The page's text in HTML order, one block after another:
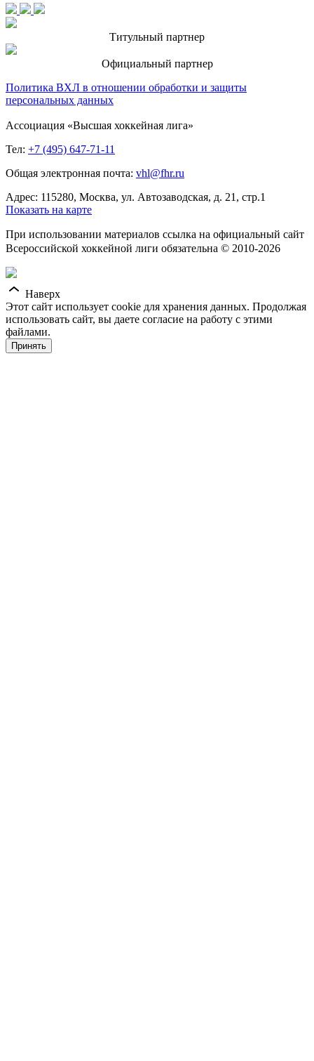
Титульный партнер
Официальный партнер
Политика ВХЛ в отношении обработки и защиты
персональных данных
Ассоциация «Высшая хоккейная лига»
Тел: +7 (495) 647-71-11
Общая электронная почта: vhl@fhr.ru
Адрес: 115280, Москва, ул. Автозаводская, д. 21, стр.1
Показать на карте
При использовании материалов ссылка на официальный сайт
Всероссийской хоккейной лиги обязательна © 2010-2026
Наверх
Этот сайт использует cookie для хранения данных. Продолжая
использовать сайт, вы даете согласие на работу с этими
файлами.
Принять